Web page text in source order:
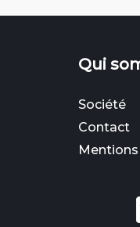
Qui
Société
Contact